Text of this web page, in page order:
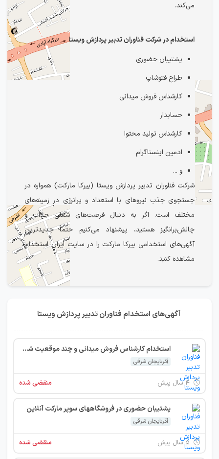
می‌کند.
استخدام در شرکت فناوران تدبیر پردازش ویستا
پشتیبان حضوری
طراح فتوشاپ
کارشناس فروش میدانی
حسابدار
کارشناس تولید محتوا
ادمین اینستاگرام
و ...
شرکت فناوران تدبیر پردازش ویستا (بیرکا مارکت) همواره در
جستجوی جذب نیروهای با استعداد و پرانرژی در زمینه‌های
مختلف است. اگر به دنبال فرصت‌های شغلی جذاب و
چالش‌برانگیز هستید، پیشنهاد می‌کنیم حتماً جدیدترین
آگهی‌های استخدامی بیرکا مارکت را در سایت ایران استخدام
مشاهده کنید.
آگهی‌های استخدام فناوران تدبیر پردازش ویستا
استخدام کارشناس فروش میدانی و چند موقعیت شغلی
آذربایجان شرقی
منقضی شده
پشتیبان حضوری در فروشگاههای سوپر مارکت آنلاین
آذربایجان شرقی
منقضی شده